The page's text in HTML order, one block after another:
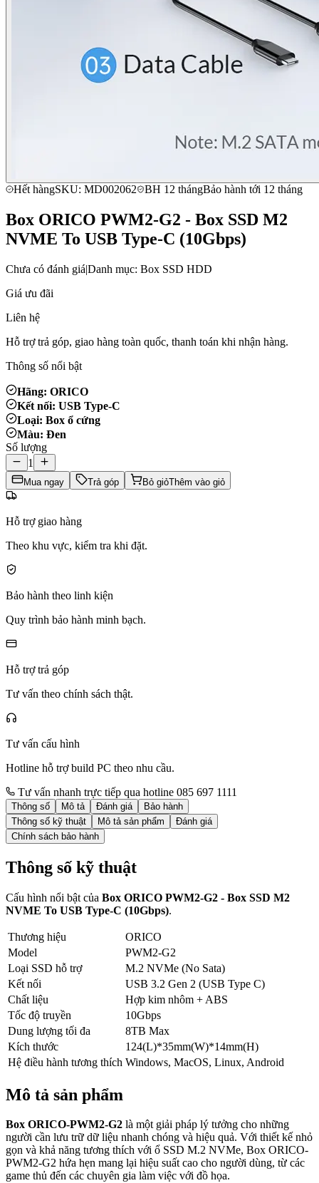
Hết hàngSKU: MD002062 BH 12 thángBảo hành tới 12 tháng
Box ORICO PWM2-G2 - Box SSD M2
NVME To USB Type-C (10Gbps)
Chưa có đánh giá|Danh mục: Box SSD HDD
Giá ưu đãi
Liên hệ
Hỗ trợ trả góp, giao hàng toàn quốc, thanh toán khi nhận hàng.
Thông số nổi bật
Hãng: ORICO
Kết nối: USB Type-C
Loại: Box ổ cứng
Màu: Đen
Số lượng
1
Mua ngay Trả góp Bỏ giỏThêm vào giỏ
Hỗ trợ giao hàng
Theo khu vực, kiểm tra khi đặt.
Bảo hành theo linh kiện
Quy trình bảo hành minh bạch.
Hỗ trợ trả góp
Tư vấn theo chính sách thật.
Tư vấn cấu hình
Hotline hỗ trợ build PC theo nhu cầu.
Tư vấn nhanh trực tiếp qua hotline 085 697 1111
Thông số Mô tả Đánh giá
Bảo hành
Thông số kỹ thuật
Mô tả sản phẩm
Đánh giá
Chính sách bảo hành
Thông số kỹ thuật
Cấu hình nổi bật của Box ORICO PWM2-G2 - Box SSD M2
NVME To USB Type-C (10Gbps).
Thương hiệu
ORICO
Model
PWM2-G2
Loại SSD hỗ trợ
M.2 NVMe (No Sata)
Kết nối
USB 3.2 Gen 2 (USB Type C)
Chất liệu
Hợp kim nhôm + ABS
Tốc độ truyền
10Gbps
Dung lượng tối đa
8TB Max
Kích thước
124(L)*35mm(W)*14mm(H)
Hệ điều hành tương thích Windows, MacOS, Linux, Android
Mô tả sản phẩm
Box ORICO-PWM2-G2 là một giải pháp lý tưởng cho những
người cần lưu trữ dữ liệu nhanh chóng và hiệu quả. Với thiết kế nhỏ
gọn và khả năng tương thích với ổ SSD M.2 NVMe, Box ORICO-
PWM2-G2 hứa hẹn mang lại hiệu suất cao cho người dùng, từ các
game thủ đến các chuyên gia làm việc với đồ họa.